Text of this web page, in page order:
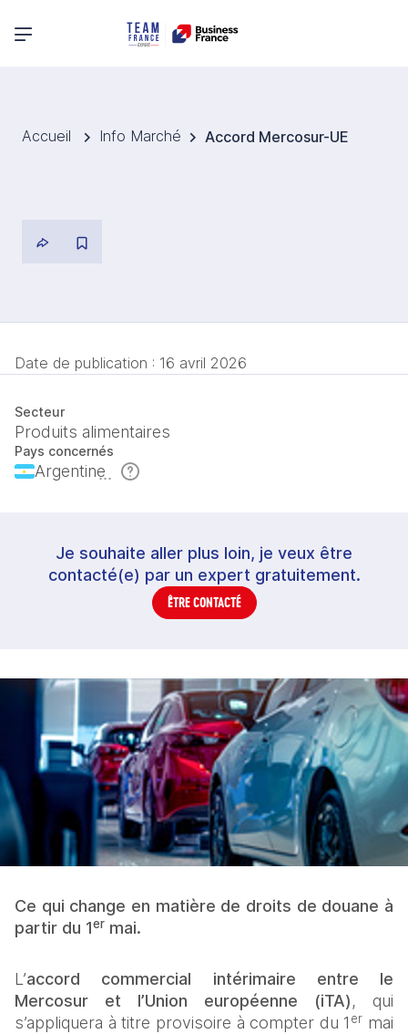
Menu principal
Accueil Info Marché Accord Mercosur-UE
Date de publication : 16 avril 2026
Secteur
Produits alimentaires
Pays concernés
Argentine
Je souhaite aller plus loin, je veux être
contacté(e) par un expert gratuitement.
ÊTRE CONTACTÉ
Ce qui change en matière de droits de douane à
partir du 1er mai.
L’accord commercial intérimaire entre le
Mercosur et l’Union européenne (iTA), qui
s’appliquera à titre provisoire à compter du 1 er mai